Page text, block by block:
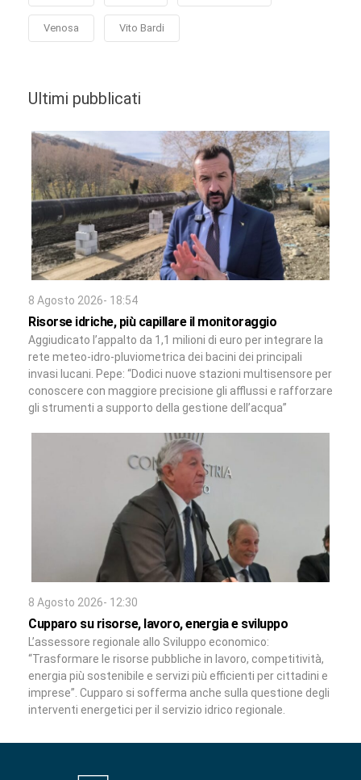
Venosa Vito Bardi
Ultimi pubblicati
8 Agosto 2026- 18:54
Risorse idriche, più capillare il monitoraggio
Aggiudicato l’appalto da 1,1 milioni di euro per integrare la
rete meteo-idro-pluviometrica dei bacini dei principali
invasi lucani. Pepe: “Dodici nuove stazioni multisensore per
conoscere con maggiore precisione gli afflussi e rafforzare
gli strumenti a supporto della gestione dell’acqua”
8 Agosto 2026- 12:30
Cupparo su risorse, lavoro, energia e sviluppo
L’assessore regionale allo Sviluppo economico:
“Trasformare le risorse pubbliche in lavoro, competitività,
energia più sostenibile e servizi più efficienti per cittadini e
imprese”. Cupparo si sofferma anche sulla questione degli
interventi energetici per il servizio idrico regionale.